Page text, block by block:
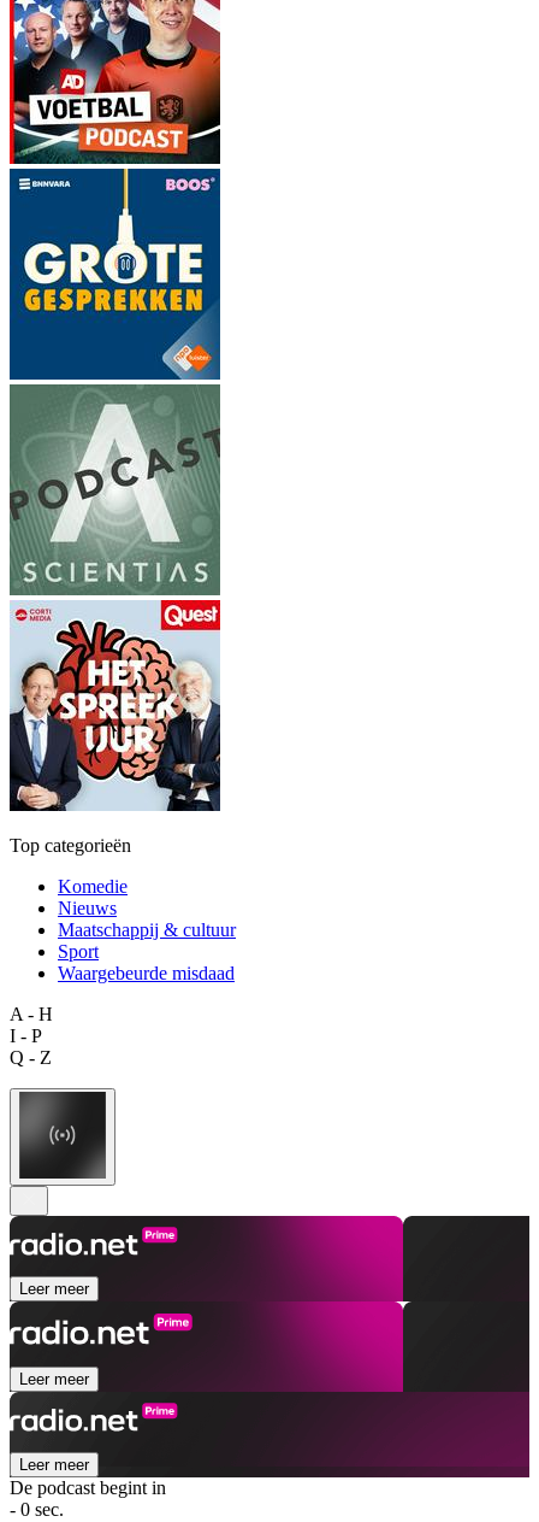
Top categorieën
Komedie
Nieuws
Maatschappij & cultuur
Sport
Waargebeurde misdaad
A - H
I - P
Q - Z
Leer meer
Leer meer
Leer meer
De podcast begint in
- 0 sec.